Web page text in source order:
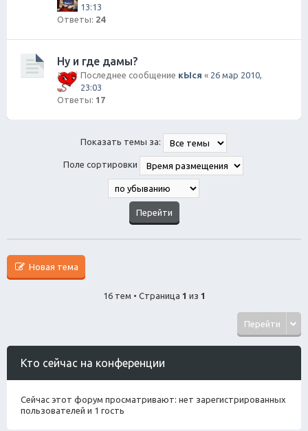
13:13
Ответы: 24
Ну и где дамы?
Последнее сообщение кЫся « 26 мар 2010,
23:03
Ответы: 17
Показать темы за:
Поле сортировки
Новая тема
16 тем • Страница 1 из 1
Перейти
Кто сейчас на конференции
Сейчас этот форум просматривают: нет зарегистрированных
пользователей и 1 гость